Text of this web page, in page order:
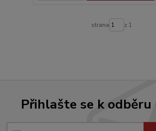
strana z 1
Přihlašte se k odběru